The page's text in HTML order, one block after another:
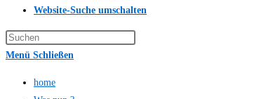
Website-Suche umschalten
Menü Schließen
home